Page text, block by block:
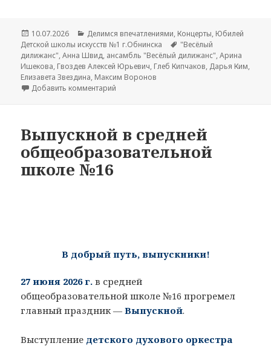
Опубликовано
10.07.2026 Рубрики
Делимся впечатлениями, Концерты, Юбилей
Детской школы искусств №1 г.Обнинска
Метки
"Весёлый
дилижанс",Анна Швид, ансамбль "Весёлый дилижанс",Арина
Ишекова, Гвоздев Алексей Юрьевич, Глеб Кипчаков, Дарья Ким,
Елизавета Звездина, Максим Воронов
Добавить комментарий
Выпускной в средней
общеобразовательной
школе №16
В добрый путь, выпускники!
27 июня 2026 г. в средней
общеобразовательной школе №16 прогремел
главный праздник —Выпускной.
Выступление детского духового оркестра